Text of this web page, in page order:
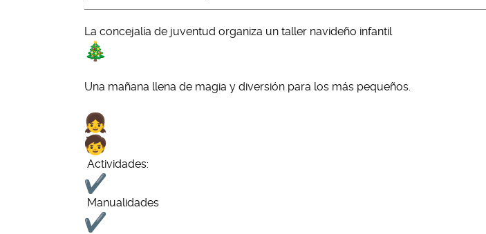
La concejalía de juventud organiza un taller navideño infantil
Una mañana llena de magia y diversión para los más pequeños.
Actividades:
Manualidades